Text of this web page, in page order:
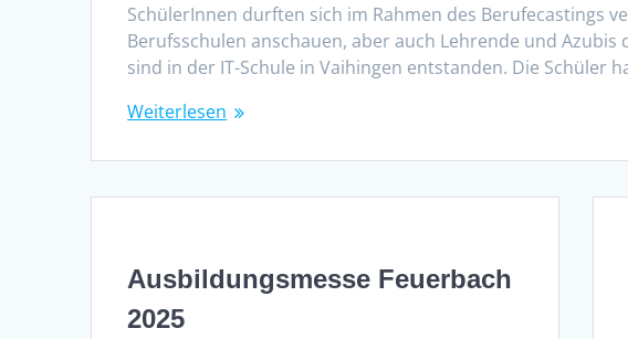
SchülerInnen durften sich im Rahmen des Berufecastings
Berufsschulen anschauen, aber auch Lehrende und
sind in der IT-Schule in Vaihingen entstanden. Die
Weiterlesen
Ausbildungsmesse Feuerbach
2025